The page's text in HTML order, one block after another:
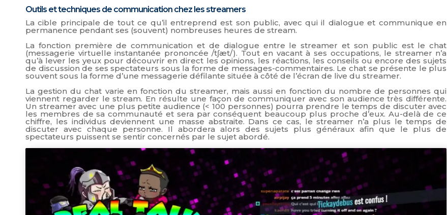
Outils et techniques de communication chez les streamers
La cible principale de tout ce qu’il entreprend est son public, avec qui il dialogue et communique en
permanence pendant ses (souvent) nombreuses heures de stream.
La fonction première de communication et de dialogue entre le streamer et son public est le chat
(messagerie virtuelle instantanée prononcée /tʃæt/). Tout en vacant à ses occupations, le streamer n’a
qu’à lever les yeux pour découvrir en direct les opinions, les réactions, les conseils ou encore des sujets
de discussion de ses spectateurs sous la forme de messages-commentaires. Le chat se présente le plus
souvent sous la forme d’une messagerie défilante située à côté de l’écran de live du streamer.
La gestion du chat varie en fonction du streamer, mais aussi en fonction du nombre de personnes qui
viennent regarder le stream. En résulte une façon de communiquer avec son audience très différente.
Un streamer avec une plus petite audience (< 100 personnes) pourra prendre le temps de discuter avec
les membres de sa communauté et sera par conséquent beaucoup plus proche d’eux. Au-delà de ce
chiffre, les individus deviennent une masse abstraite. Dans ce cas, le streamer n’a plus le temps de
discuter avec chaque personne. Il abordera alors des sujets plus généraux afin que le plus de
spectateurs puissent se sentir concernés par le sujet abordé.